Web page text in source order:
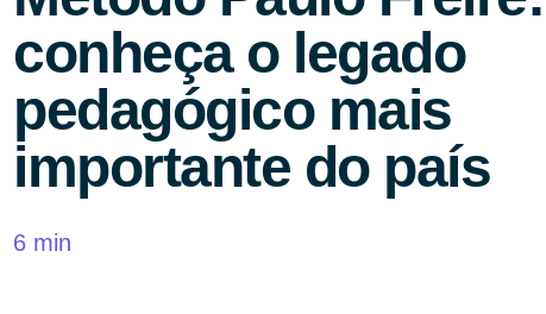
conheça o legado
pedagógico mais
importante do país
6 min